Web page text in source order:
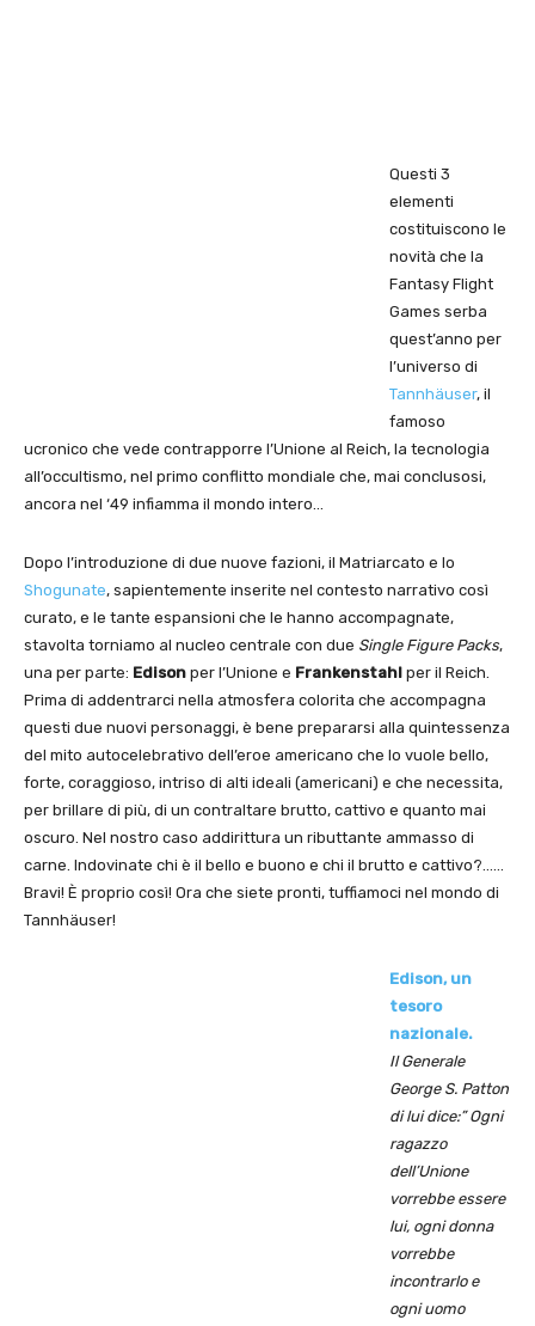
Questi 3
elementi
costituiscono le
novità che la
Fantasy Flight
Games serba
quest’anno per
l’universo di
Tannhäuser, il
famoso
ucronico che vede contrapporre l’Unione al Reich, la tecnologia
all’occultismo, nel primo conflitto mondiale che, mai conclusosi,
ancora nel ‘49 infiamma il mondo intero…
Dopo l’introduzione di due nuove fazioni, il Matriarcato e lo
Shogunate, sapientemente inserite nel contesto narrativo così
curato, e le tante espansioni che le hanno accompagnate,
stavolta torniamo al nucleo centrale con due Single Figure Packs,
una per parte: Edison per l’Unione e Frankenstahl per il Reich.
Prima di addentrarci nella atmosfera colorita che accompagna
questi due nuovi personaggi, è bene prepararsi alla quintessenza
del mito autocelebrativo dell’eroe americano che lo vuole bello,
forte, coraggioso, intriso di alti ideali (americani) e che necessita,
per brillare di più, di un contraltare brutto, cattivo e quanto mai
oscuro. Nel nostro caso addirittura un ributtante ammasso di
carne. Indovinate chi è il bello e buono e chi il brutto e cattivo?……
Bravi! È proprio così! Ora che siete pronti, tuffiamoci nel mondo di
Tannhäuser!
Edison, un
tesoro
nazionale.
Il Generale
George S. Patton
di lui dice:” Ogni
ragazzo
dell’Unione
vorrebbe essere
lui, ogni donna
vorrebbe
incontrarlo e
ogni uomo